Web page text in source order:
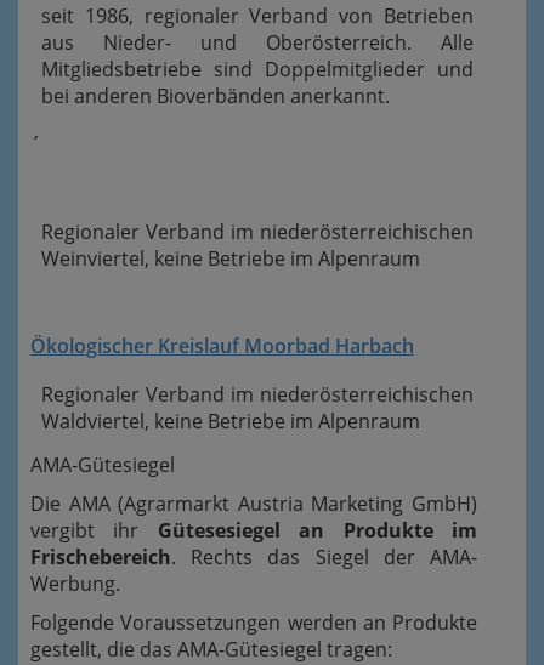
seit 1986, regionaler Verband von Betrieben
aus Nieder- und Oberösterreich. Alle
Mitgliedsbetriebe sind Doppelmitglieder und
bei anderen Bioverbänden anerkannt.
´
Regionaler Verband im niederösterreichischen
Weinviertel, keine Betriebe im Alpenraum
Ökologischer Kreislauf Moorbad Harbach
Regionaler Verband im niederösterreichischen
Waldviertel, keine Betriebe im Alpenraum
AMA-Gütesiegel
Die AMA (Agrarmarkt Austria Marketing GmbH)
vergibt ihr Gütesesiegel an Produkte im
Frischebereich. Rechts das Siegel der AMA-
Werbung.
Folgende Voraussetzungen werden an Produkte
gestellt, die das AMA-Gütesiegel tragen: